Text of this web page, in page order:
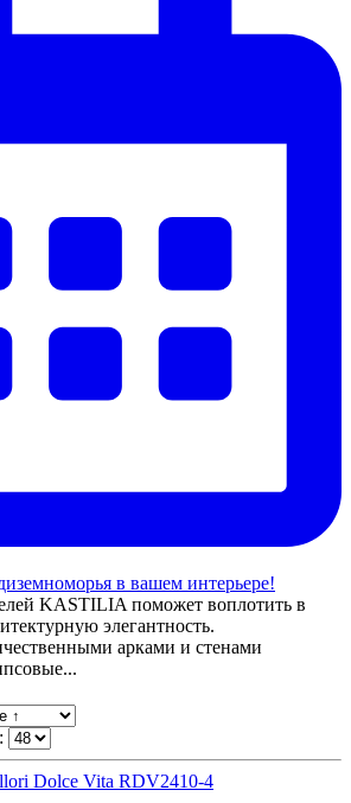
в вашем интерьере!
KASTILIA поможет воплотить в
элегантность.
арками и стенами